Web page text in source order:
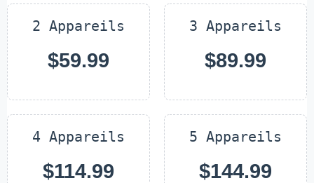
2 Appareils
$59.99
3 Appareils
$89.99
4 Appareils
$114.99
5 Appareils
$144.99